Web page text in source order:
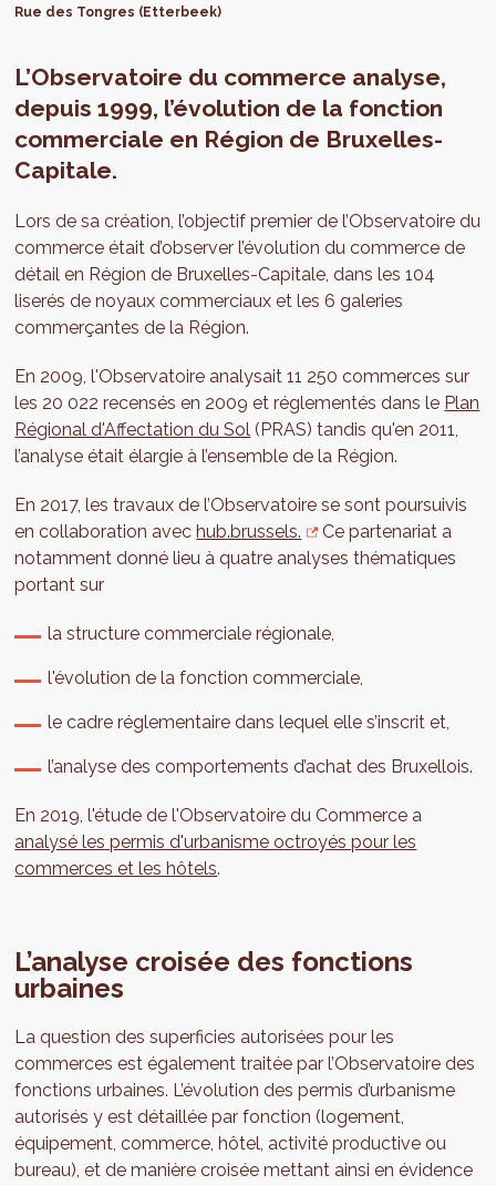
Rue des Tongres (Etterbeek)
L’Observatoire du commerce analyse,
depuis 1999, l’évolution de la fonction
commerciale en Région de Bruxelles-
Capitale.
Lors de sa création, l’objectif premier de l’Observatoire du
commerce était d’observer l’évolution du commerce de
détail en Région de Bruxelles-Capitale, dans les 104
liserés de noyaux commerciaux et les 6 galeries
commerçantes de la Région.
En 2009, l'Observatoire analysait 11 250 commerces sur
les 20 022 recensés en 2009 et réglementés dans le Plan
Régional d'Affectation du Sol (PRAS) tandis qu'en 2011,
l’analyse était élargie à l’ensemble de la Région.
En 2017, les travaux de l’Observatoire se sont poursuivis
en collaboration avec hub.brussels.
Ce partenariat a
notamment donné lieu à quatre analyses thématiques
portant sur
la structure commerciale régionale,
l'évolution de la fonction commerciale,
le cadre réglementaire dans lequel elle s’inscrit et,
l’analyse des comportements d’achat des Bruxellois.
En 2019, l'étude de l'Observatoire du Commerce a
analysé les permis d'urbanisme octroyés pour les
commerces et les hôtels.
L’analyse croisée des fonctions
urbaines
La question des superficies autorisées pour les
commerces est également traitée par l’Observatoire des
fonctions urbaines. L’évolution des permis d’urbanisme
autorisés y est détaillée par fonction (logement,
équipement, commerce, hôtel, activité productive ou
bureau), et de manière croisée mettant ainsi en évidence